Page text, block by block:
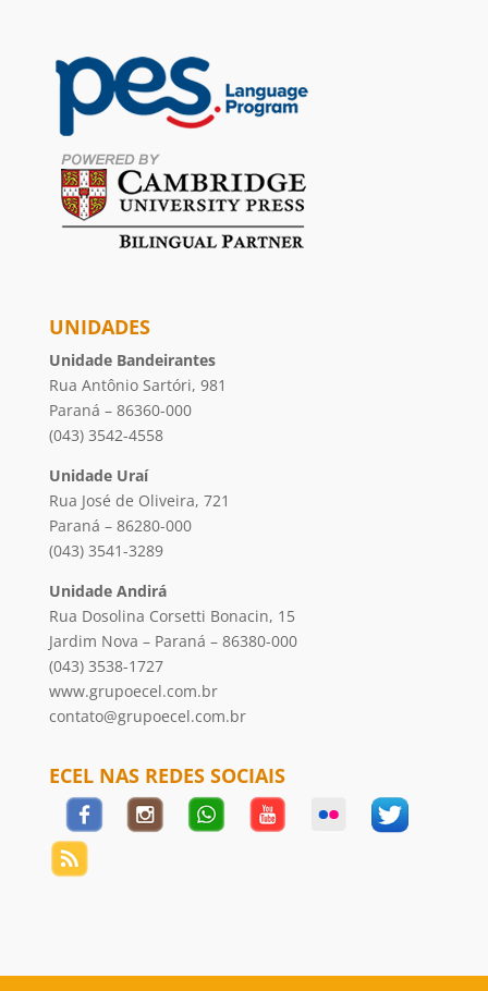
UNIDADES
Unidade Bandeirantes
Rua Antônio Sartóri, 981
Paraná – 86360-000
(043) 3542-4558
Unidade Uraí
Rua José de Oliveira, 721
Paraná – 86280-000
(043) 3541-3289
Unidade Andirá
Rua Dosolina Corsetti Bonacin, 15
Jardim Nova – Paraná – 86380-000
(043) 3538-1727
www.grupoecel.com.br
contato@grupoecel.com.br
ECEL NAS REDES SOCIAIS